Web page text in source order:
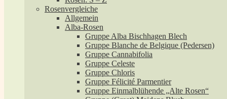
Rosenvergleiche
Allgemein
Alba-Rosen
Gruppe Alba Bischhagen Blech
Gruppe Blanche de Belgique (Pedersen)
Gruppe Cannabifolia
Gruppe Celeste
Gruppe Chloris
Gruppe Félicité Parmentier
Gruppe Einmalblühende „Alte Rosen“